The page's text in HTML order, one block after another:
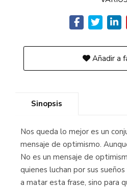
Añadir a
Sinopsis
Nos queda lo mejor es un
mensaje de optimismo.
No es un mensaje de
quienes luchan por sus sueños
a matar esta frase, sino para